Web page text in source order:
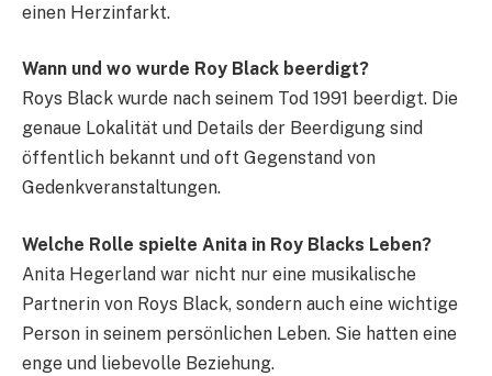
einen Herzinfarkt.
Wann und wo wurde Roy Black beerdigt?
Roys Black wurde nach seinem Tod 1991 beerdigt. Die
genaue Lokalität und Details der Beerdigung sind
öffentlich bekannt und oft Gegenstand von
Gedenkveranstaltungen.
Welche Rolle spielte Anita in Roy Blacks Leben?
Anita Hegerland war nicht nur eine musikalische
Partnerin von Roys Black, sondern auch eine wichtige
Person in seinem persönlichen Leben. Sie hatten eine
enge und liebevolle Beziehung.